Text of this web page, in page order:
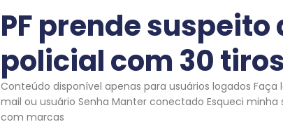
PF prende
policial com 30 tiros
Conteúdo disponível apenas para usuários logados
mail ou usuário Senha Manter conectado Esqueci
com marcas